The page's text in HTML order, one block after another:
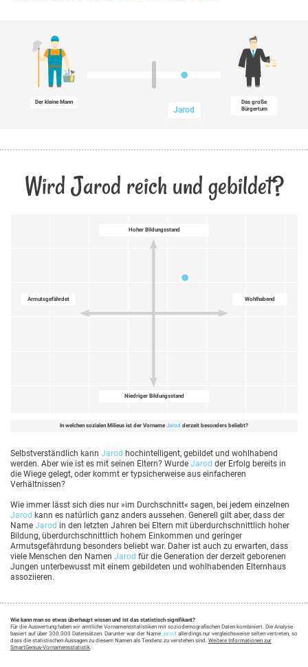
Der kleine Mann
Jarod
Das große
Bürgertum
Wird Jarod reich und gebildet?
Hoher Bildungsstand
Wohlhabend
Niedriger Bildungsstand
Armutsgefährdet
In welchen sozialen Milieus ist der Vorname Jarod derzeit besonders beliebt?
Selbstverständlich kann Jarod hochintelligent, gebildet und wohlhabend
werden. Aber wie ist es mit seinen Eltern? Wurde Jarod der Erfolg bereits in
die Wiege gelegt, oder kommt er typsicherweise aus einfacheren
Verhältnissen?
Wie immer lässt sich dies nur »im Durchschnitt« sagen, bei jedem einzelnen
Jarod kann es natürlich ganz anders aussehen. Generell gilt aber, dass der
Name Jarod in den letzten Jahren bei Eltern mit überdurchschnittlich hoher
Bildung, überdurchschnittlich hohem Einkommen und geringer
Armutsgefährdung besonders beliebt war. Daher ist auch zu erwarten, dass
viele Menschen den Namen Jarod für die Generation der derzeit geborenen
Jungen unterbewusst mit einem gebildeten und wohlhabenden Elternhaus
assoziieren.
Wie kann man so etwas überhaupt wissen und ist das statistisch signifikant?
Für die Auswertung haben wir amtliche Vornamensstatistiken mit soziodemografischen Daten kombiniert. Die Analyse
basiert auf über 300.000 Datensätzen. Darunter war der Name Jarod allerdings nur vergleichsweise selten vertreten, so
dass die statistischen Aussagen zu diesem Namen als Tendenz zu verstehen sind. Weitere Informationen zur
SmartGenius-Vornamensstatistik.